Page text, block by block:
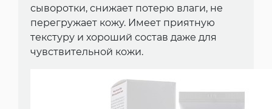
сыворотки, снижает потерю влаги, не
перегружает кожу. Имеет приятную
текстуру и хороший состав даже для
чувствительной кожи.